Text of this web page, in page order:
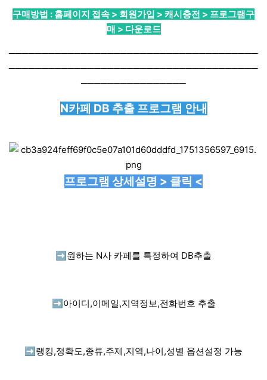
구매방법 : 홈페이지 접속 > 회원가입 > 캐시충전 > 프로그램구
매 > 다운로드
──────────────────────────────────────
──────────────────────────────────────
────────────────
N카페 DB 추출 프로그램 안내
프로그램 상세설명 > 클릭 <
➡️ 원하는 N사 카페를 특정하여 DB추출
➡️ 아이디,이메일,지역정보,전화번호 추출
➡️ 랭킹,정확도,종류,주제,지역,나이,성별 옵션설정 가능